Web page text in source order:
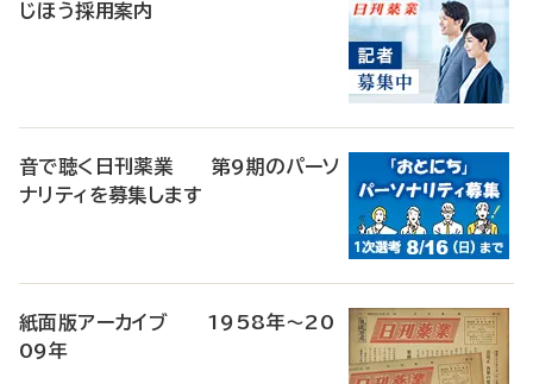
じほう採用案内
音で聴く日刊薬業 第9期のパーソ
ナリティを募集します
紙面版アーカイブ 1958年～20
09年